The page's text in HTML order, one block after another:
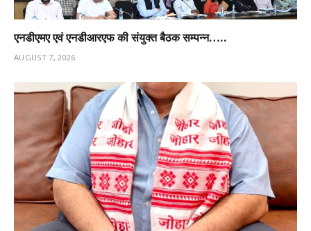
एनडीएमए एवं एनडीआरएफ की संयुक्त बैठक सम्पन्न…..
AUGUST 7, 2026